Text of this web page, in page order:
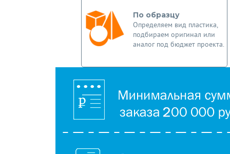
По образцу
Определяем вид пластика,
подбираем оригинал или
аналог под бюджет проекта.